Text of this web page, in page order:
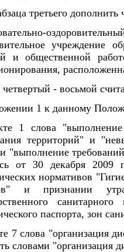
третьего
учреждение
и общественной
четвертый - восьмой
1 к данному
1 слова
территорий" и
"выполнение
от 30 декабря
нормативов
и признании
паспорта, зон
7 слова "организация
словами "организация